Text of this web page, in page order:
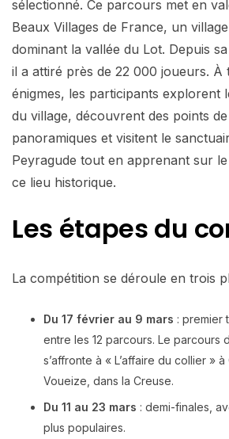
sélectionné. Ce parcours met en
Beaux Villages de France, un
dominant la vallée du Lot. Depuis
il a attiré près de 22 000 joueurs. À
énigmes, les participants explorent
du village, découvrent des points
panoramiques et visitent le
Peyragude tout en apprenant sur
ce lieu historique.
Les étapes du
La compétition se déroule en trois
Du 17 février au 9 mars : premier
entre les 12 parcours. Le parcours
s’affronte à « L’affaire du collier »
Voueize, dans la Creuse.
Du 11 au 23 mars : demi-finales,
plus populaires.